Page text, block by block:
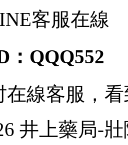
客服在線
QQQ552
在線客服，
井上藥局-